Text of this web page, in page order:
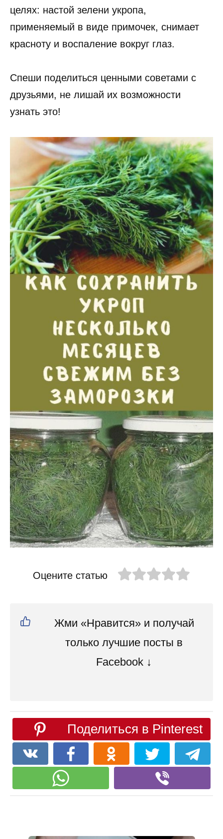
целях: настой зелени укропа,
применяемый в виде примочек, снимает
красноту и воспаление вокруг глаз.
Спеши поделиться ценными советами с
друзьями, не лишай их возможности
узнать это!
Оцените статью
Жми «Нравится» и получай
только лучшие посты в
Facebook ↓
Поделиться в Pinterest